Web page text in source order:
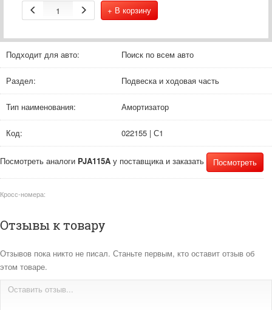
+ В корзину
Подходит для авто: Поиск по всем авто
Раздел: Подвеска и ходовая часть
Тип наименования: Амортизатор
Код: 022155 | С1
Посмотреть аналоги PJA115A у поставщика и заказать Посмотреть
Кросс-номера:
Отзывы к товару
Отзывов пока никто не писал. Станьте первым, кто оставит отзыв об
этом товаре.